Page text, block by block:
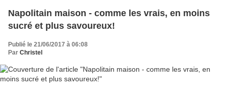
Napolitain maison - comme les vrais, en moins
sucré et plus savoureux!
Publié le 21/06/2017 à 06:08
Par Christel